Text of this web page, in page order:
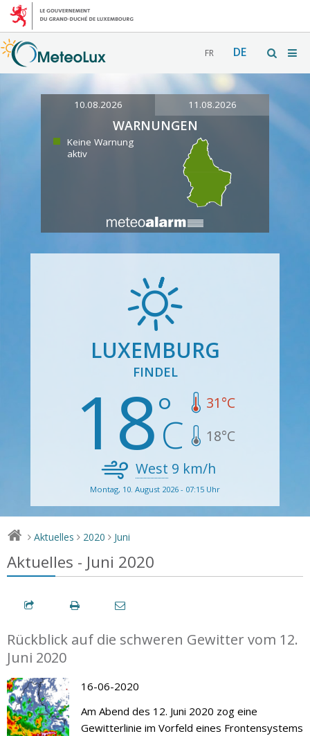
FR DE
10.08.2026 11.08.2026
WARNUNGEN
Keine Warnung
aktiv
LUXEMBURG
FINDEL
18 31°C
18°C
West 9 km/h
Montag, 10. August 2026 - 07:15 Uhr
> Aktuelles > 2020 > Juni
Aktuelles - Juni 2020
Rückblick auf die schweren Gewitter vom 12.
Juni 2020
16-06-2020
Am Abend des 12. Juni 2020 zog eine
Gewitterlinie im Vorfeld eines Frontensystems